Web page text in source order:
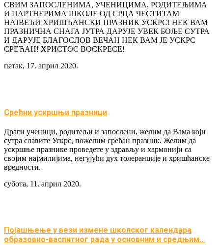
СВИМ ЗАПОСЛЕНИМА, УЧЕНИЦИМА, РОДИТЕЉИМА
И ПАРТНЕРИМА ШКОЛЕ ОД СРЦА ЧЕСТИТАМ
НАЈВЕЋИ ХРИШЋАНСКИ ПРАЗНИК УСКРС! НЕК ВАМ
ПРАЗНИЧНА СНАГА ЈУТРА ДАРУЈЕ УВЕК БОЉЕ СУТРА
И ДАРУЈЕ БЛАГОСЛОВ ВЕЧАН НЕК ВАМ ЈЕ УСКРС
СРЕЋАН! ХРИСТОС ВОСКРЕСЕ!
петак, 17. април 2020.
Срећни ускршњи празници
Драги ученици, родитељи и запослени, желим да Вама који
сутра славите Ускрс, пожелим срећан празник. Желим да
ускршње празнике проведете у здрављу и хармонији са
својим најмилијима, негујући дух толеранције и хришћанске
вредности.
субота, 11. април 2020.
Појашњење у вези измене школског календара
образовно-васпитног рада у основним и средњим…